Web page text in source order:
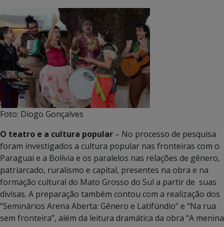
Foto: Diogo Gonçalves
O teatro e a cultura popular – No processo de pesquisa
foram investigados a cultura popular nas fronteiras com o
Paraguai e a Bolívia e os paralelos nas relações de gênero,
patriarcado, ruralismo e capital, presentes na obra e na
formação cultural do Mato Grosso do Sul a partir de suas
divisas. A preparação também contou com a realização dos
“Seminários Arena Aberta: Gênero e Latifúndio” e “Na rua
sem fronteira”, além da leitura dramática da obra “A menina